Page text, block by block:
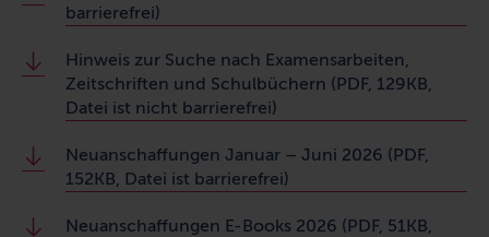
barrierefrei)
Hinweis zur Suche nach Examensarbeiten,
Zeitschriften und Schulbüchern (PDF, 129KB,
Datei ist nicht barrierefrei)
Neuanschaffungen Januar – Juni 2026 (PDF,
152KB, Datei ist barrierefrei)
Neuanschaffungen E-Books 2026 (PDF, 51KB,